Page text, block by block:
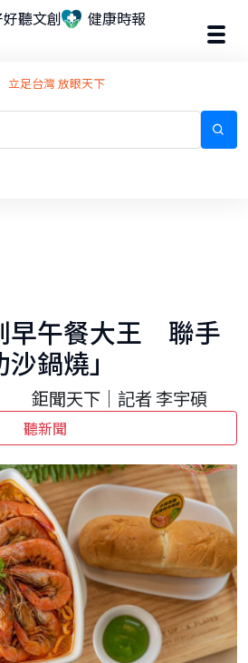
聽文創 健康時報
立足台灣 放眼天下
早午餐大王 聯手
鍋燒」
鉅聞天下｜記者 李宇碩
聽新聞